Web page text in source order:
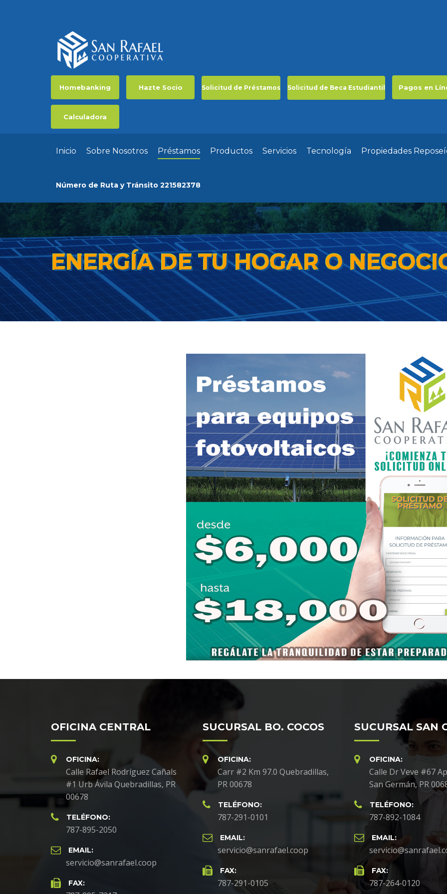
Homebanking Hazte Socio Solicitud de Préstamos Solicitud de Beca Estudiantil Pagos en
Calculadora
Inicio Sobre Nosotros Préstamos Productos Servicios Tecnología Propiedades
Número de Ruta y Tránsito 221582378
ENERGÍA DE TU HOGAR O
OFICINA CENTRAL
OFICINA:
Calle Rafael Rodríguez Cañals
#1 Urb Ávila Quebradillas, PR
00678
TELÉFONO:
787-895-2050
EMAIL:
servicio@sanrafael.coop
FAX:
SUCURSAL BO. COCOS
OFICINA:
Carr #2 Km 97.0 Quebradillas,
PR 00678
TELÉFONO:
787-291-0101
EMAIL:
servicio@sanrafael.coop
FAX:
787-291-0105
SUCURSAL SAN
OFICINA:
Calle Dr Veve #67
San Germán, PR
TELÉFONO:
787-892-1084
EMAIL:
FAX:
787-264-0120